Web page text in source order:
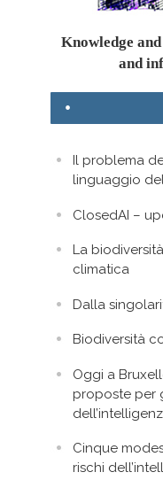
Knowledge
and
Il problema
linguaggio
ClosedAI –
La
climatica
Dalla
Biodiversità
Oggi a
proposte per
Cinque
rischi